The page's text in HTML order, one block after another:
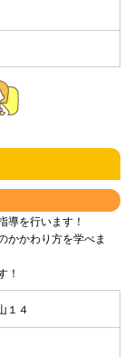
導を行います！
かかわり方を学べま
！
１４